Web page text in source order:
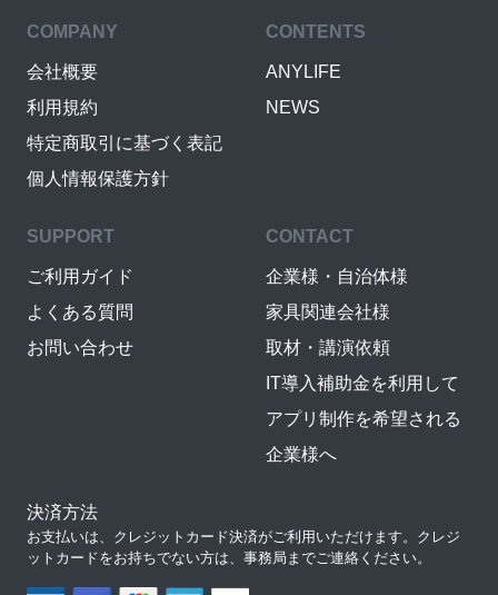
COMPANY
会社概要
利用規約
特定商取引に基づく表記
個人情報保護方針
CONTENTS
ANYLIFE
NEWS
SUPPORT
ご利用ガイド
よくある質問
お問い合わせ
CONTACT
企業様・自治体様
家具関連会社様
取材・講演依頼
IT導入補助金を利用して
アプリ制作を希望される
企業様へ
決済方法
お支払いは、クレジットカード決済がご利用いただけます。クレジ
ットカードをお持ちでない方は、事務局までご連絡ください。